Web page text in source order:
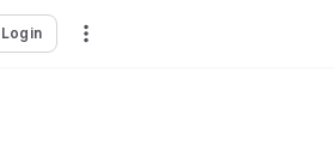
Login